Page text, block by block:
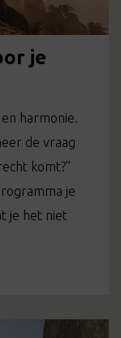
je
harmonie.
de vraag
komt?”
je
je het niet